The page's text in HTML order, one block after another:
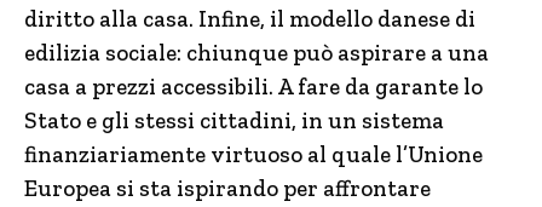
diritto alla casa. Infine, il modello danese di
edilizia sociale: chiunque può aspirare a una
casa a prezzi accessibili. A fare da garante lo
Stato e gli stessi cittadini, in un sistema
finanziariamente virtuoso al quale l’Unione
Europea si sta ispirando per affrontare